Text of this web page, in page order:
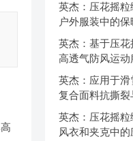
英杰：压花摇
户外服装中的
英杰：基于压
高透气防风运动
英杰：应用于
复合面料抗撕
英杰：压花摇
风衣和夹克中